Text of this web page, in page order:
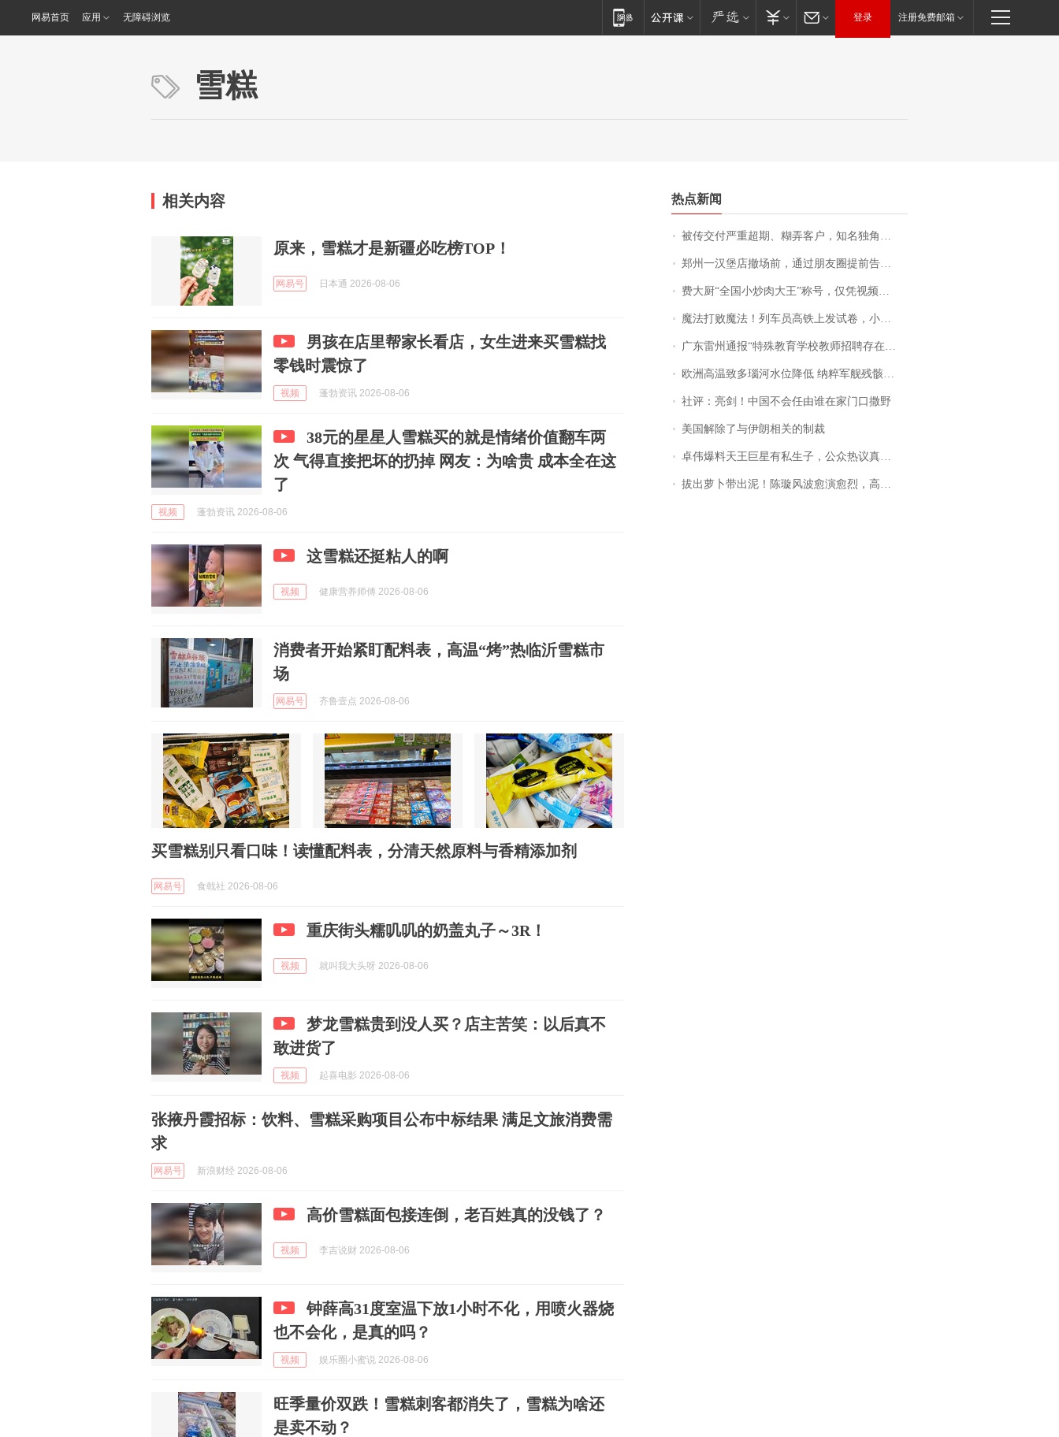
网易首页 应用 无障碍浏览 登录 注册免费邮箱
雪糕
相关内容
原来，雪糕才是新疆必吃榜TOP！
网易号 日本通 2026-08-06
男孩在店里帮家长看店，女生进来买雪糕找
零钱时震惊了
视频 蓬勃资讯 2026-08-06
38元的星星人雪糕买的就是情绪价值翻车两
次 气得直接把坏的扔掉 网友：为啥贵 成本全在这
了
视频 蓬勃资讯 2026-08-06
这雪糕还挺粘人的啊
视频 健康营养师傅 2026-08-06
消费者开始紧盯配料表，高温“烤”热临沂雪糕市
场
网易号 齐鲁壹点 2026-08-06
买雪糕别只看口味！读懂配料表，分清天然原料与香精添加剂
网易号 食戟社 2026-08-06
重庆街头糯叽叽的奶盖丸子～3R！
视频 就叫我大头呀 2026-08-06
梦龙雪糕贵到没人买？店主苦笑：以后真不
敢进货了
视频 起喜电影 2026-08-06
张掖丹霞招标：饮料、雪糕采购项目公布中标结果 满足文旅消费需
求
网易号 新浪财经 2026-08-06
高价雪糕面包接连倒，老百姓真的没钱了？
视频 李吉说财 2026-08-06
钟薛高31度室温下放1小时不化，用喷火器烧
也不会化，是真的吗？
视频 娱乐圈小蜜说 2026-08-06
旺季量价双跌！雪糕刺客都消失了，雪糕为啥还
是卖不动？
热点新闻
被传交付严重超期、糊弄客户，知名独角兽车企创始人回应：都没证据，将依法采取措施，“本人长期与美国交管局保持沟通，对方表示肯定”
郑州一汉堡店撤场前，通过朋友圈提前告知逐一退费，有顾客仅剩1元也全被退回，分文不少；顾客：言而有信，让人感动
费大厨“全国小炒肉大王”称号，仅凭视频评出？中国烹饪协会回应
魔法打败魔法！列车员高铁上发试卷，小朋友一秒静音，12306回应：列车员个人行为，不是铁路规定
广东雷州通报“特殊教育学校教师招聘存在违规行为”：已启动问责程序 副校长被停职
欧洲高温致多瑙河水位降低 纳粹军舰残骸重见天日
社评：亮剑！中国不会任由谁在家门口撒野
美国解除了与伊朗相关的制裁
卓伟爆料天王巨星有私生子，公众热议真假难辨，实锤何时到来？
拔出萝卜带出泥！陈璇风波愈演愈烈，高晓松、张铁林也被“揪出”